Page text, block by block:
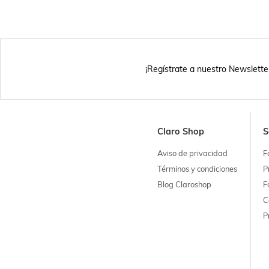
¡Regístrate a nuestro
Claro Shop
Aviso de privacidad
Términos y condiciones
Blog Claroshop